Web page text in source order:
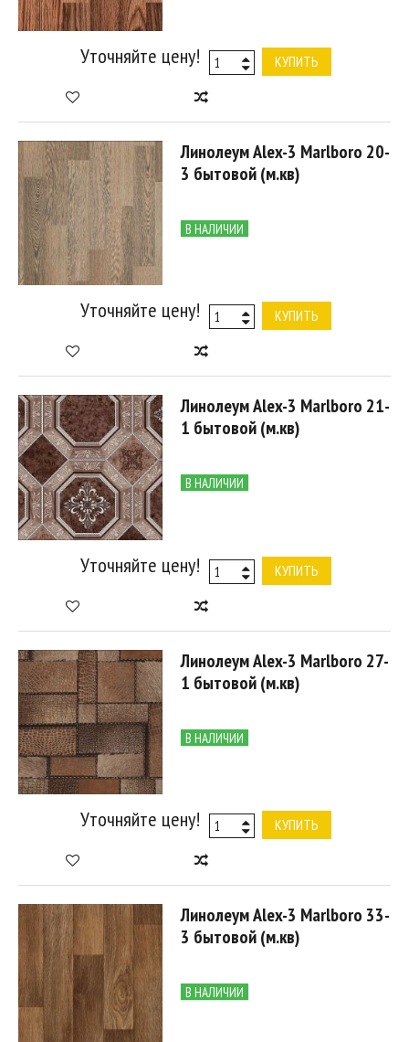
Уточняйте цену! КУПИТЬ
Линолеум Alex-3 Marlboro 20-
3 бытовой (м.кв)
В НАЛИЧИИ
Уточняйте цену! КУПИТЬ
Линолеум Alex-3 Marlboro 21-
1 бытовой (м.кв)
В НАЛИЧИИ
Уточняйте цену! КУПИТЬ
Линолеум Alex-3 Marlboro 27-
1 бытовой (м.кв)
В НАЛИЧИИ
Уточняйте цену! КУПИТЬ
Линолеум Alex-3 Marlboro 33-
3 бытовой (м.кв)
В НАЛИЧИИ